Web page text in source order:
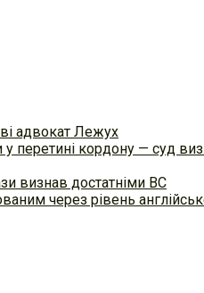
адвокат Лежух
перетині кордону — суд
визнав достатніми ВС
через рівень